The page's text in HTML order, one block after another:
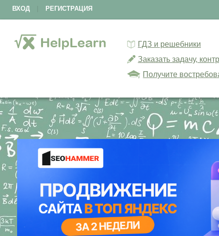
ВХОД РЕГИСТРАЦИЯ
ГДЗ и решебники
Заказать задачу,
Получите